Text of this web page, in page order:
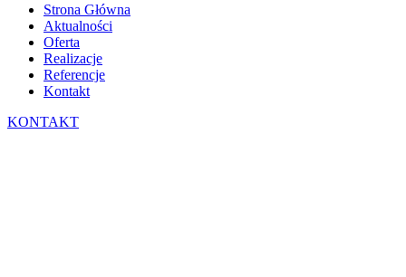
Strona Główna
Aktualności
Oferta
Realizacje
Referencje
Kontakt
KONTAKT